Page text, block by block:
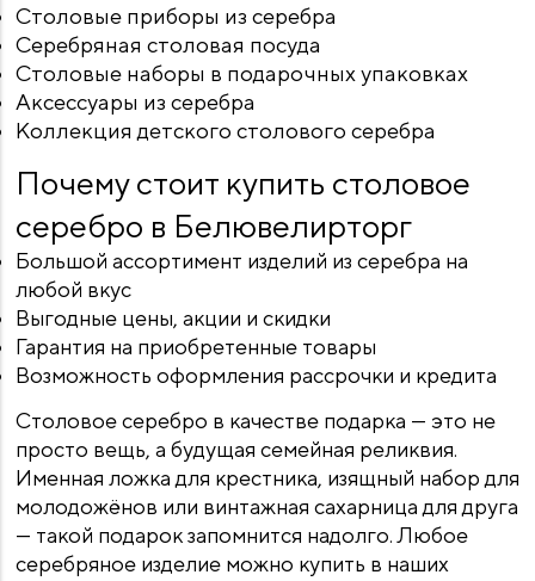
Столовые приборы из серебра
Серебряная столовая посуда
Столовые наборы в подарочных упаковках
Аксессуары из серебра
Коллекция детского столового серебра
Почему стоит купить столовое
серебро в Белювелирторг
Большой ассортимент изделий из серебра на
любой вкус
Выгодные цены, акции и скидки
Гарантия на приобретенные товары
Возможность оформления рассрочки и кредита
Столовое серебро в качестве подарка — это не
просто вещь, а будущая семейная реликвия.
Именная ложка для крестника, изящный набор для
молодожёнов или винтажная сахарница для друга
— такой подарок запомнится надолго. Любое
серебряное изделие можно купить в наших